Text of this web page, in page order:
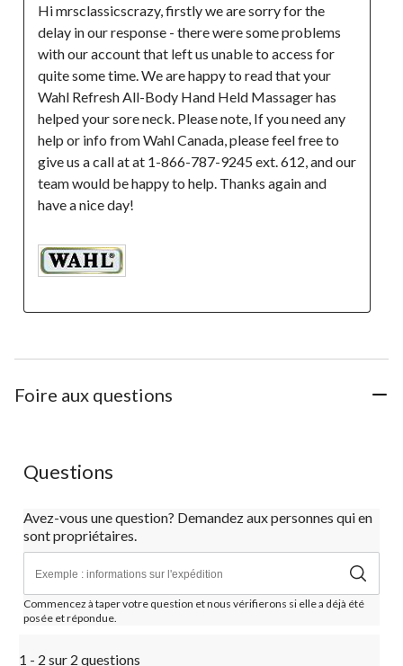
Hi mrsclassicscrazy, firstly we are sorry for the
delay in our response - there were some problems
with our account that left us unable to access for
quite some time. We are happy to read that your
Wahl Refresh All-Body Hand Held Massager has
helped your sore neck. Please note, If you need any
help or info from Wahl Canada, please feel free to
give us a call at at 1-866-787-9245 ext. 612, and our
team would be happy to help. Thanks again and
Foire aux questions
Questions
Avez-vous une question? Demandez aux personnes qui en
sont propriétaires.
Commencez à taper votre question et nous vérifierons si elle a déjà été
posée et répondue.
1 - 2 sur 2 questions